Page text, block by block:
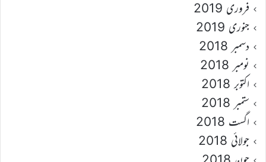
فروری 2019
جنوری 2019
دسمبر 2018
نومبر 2018
اکتوبر 2018
ستمبر 2018
اگست 2018
جولائی 2018